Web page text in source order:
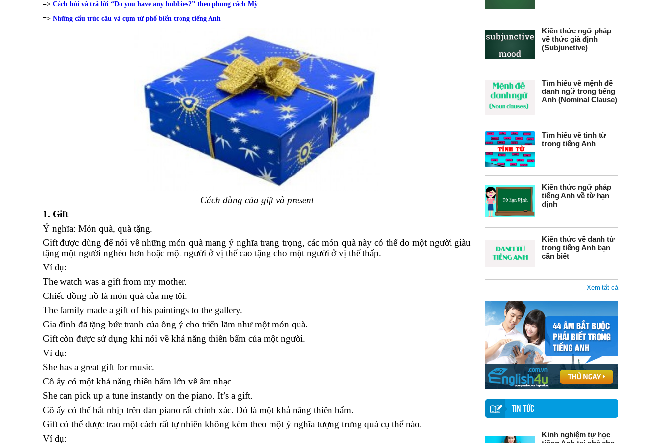
Kiến thức ngữ pháp
về thức giả định
(Subjunctive)
Tìm hiểu về mệnh đề
danh ngữ trong tiếng
Anh (Nominal Clause)
Tìm hiểu về tình từ
trong tiếng Anh
Kiến thức ngữ pháp
tiếng Anh về từ hạn
định
Kiến thức về danh từ
trong tiếng Anh bạn
cần biết
Xem tất cả
TIN TỨC
Kinh nghiệm tự học
=> Cách hỏi và trả lời “Do you have any hobbies?” theo phong cách Mỹ
=> Những cấu trúc câu và cụm từ phổ biến trong tiếng Anh
Cách dùng của gift và present
1. Gift
Ý nghĩa: Món quà, quà tặng.
Gift được dùng để nói về những món quà mang ý nghĩa trang trọng, các món quà này có thể do một người giàu
tặng một người nghèo hơn hoặc một người ở vị thế cao tặng cho một người ở vị thế thấp.
Ví dụ:
The watch was a gift from my mother.
Chiếc đồng hồ là món quà của mẹ tôi.
The family made a gift of his paintings to the gallery.
Gia đình đã tặng bức tranh của ông ý cho triển lãm như một món quà.
Gift còn được sử dụng khi nói về khả năng thiên bẩm của một người.
Ví dụ:
She has a great gift for music.
Cô ấy có một khả năng thiên bẩm lớn về âm nhạc.
She can pick up a tune instantly on the piano. It’s a gift.
Cô ấy có thể bắt nhịp trên đàn piano rất chính xác. Đó là một khả năng thiên bẩm.
Gift có thể được trao một cách rất tự nhiên không kèm theo một ý nghĩa tượng trưng quá cụ thể nào.
Ví dụ: